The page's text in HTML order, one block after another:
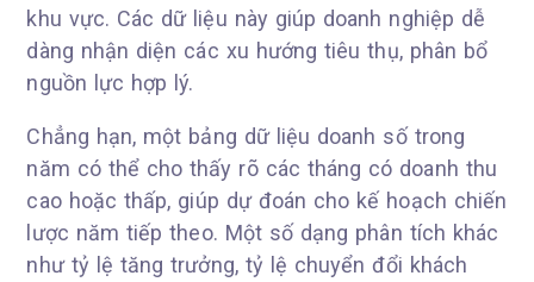
khu vực. Các dữ liệu này giúp doanh nghiệp dễ
dàng nhận diện các xu hướng tiêu thụ, phân bổ
nguồn lực hợp lý.
Chẳng hạn, một bảng dữ liệu doanh số trong
năm có thể cho thấy rõ các tháng có doanh thu
cao hoặc thấp, giúp dự đoán cho kế hoạch chiến
lược năm tiếp theo. Một số dạng phân tích khác
như tỷ lệ tăng trưởng, tỷ lệ chuyển đổi khách